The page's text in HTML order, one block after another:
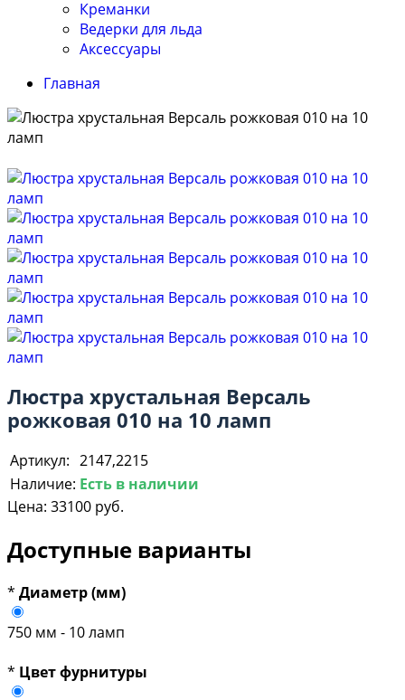
Креманки
Ведерки для льда
Аксессуары
Главная
Люстра хрустальная Версаль
рожковая 010 на 10 ламп
Артикул: 2147,2215
Наличие: Есть в наличии
Цена: 33100 руб.
Доступные варианты
* Диаметр (мм)
750 мм - 10 ламп
* Цвет фурнитуры